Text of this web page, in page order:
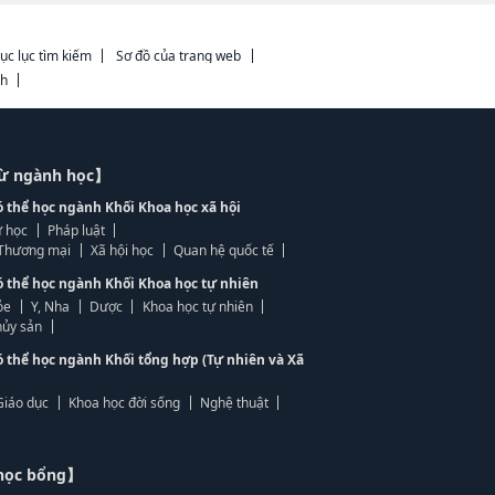
lục tìm kiếm
Sơ đồ của trang web
ngành học】
học ngành Khối Khoa học xã hội
học
Pháp luật
mại
Xã hội học
Quan hệ quốc tế
thể học ngành Khối Khoa học tự nhiên
Y, Nha Dược
Khoa học tự nhiên
sản
thể học ngành Khối tổng hợp (Tự nhiên và Xã
dục
Khoa học đời sống
Nghệ thuật
bổng】